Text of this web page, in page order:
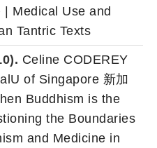
| Medical Use and
Tantric Texts
Celine CODEREY
of Singapore 新加
Buddhism is the
the Boundaries
and Medicine in